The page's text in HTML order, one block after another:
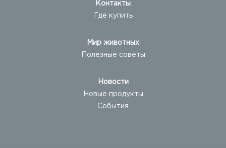
Контакты
Где купить
Мир животных
Полезные советы
Новости
Новые продукты
События